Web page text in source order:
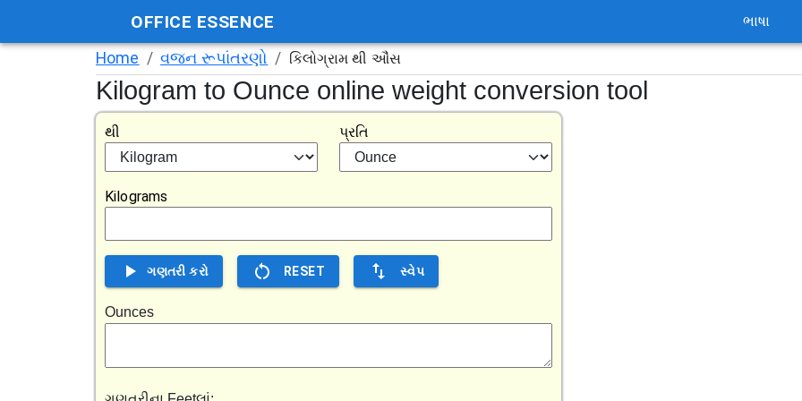
OFFICE ESSENCE ભાષા
Home / વજન રૂપાંતરણો / કિલોગ્રામ થી ઔંસ
Kilogram to Ounce online weight conversion tool
થી પ્રતિ
Kilograms
ગણતરી કરો RESET સ્વેપ
Ounces